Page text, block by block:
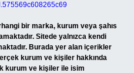
bir marka, kurum veya şahıs
Sitede yalnızca kendi
Burada yer alan içerikler
kurum ve kişiler hakkında
kurum ve kişiler ile isim